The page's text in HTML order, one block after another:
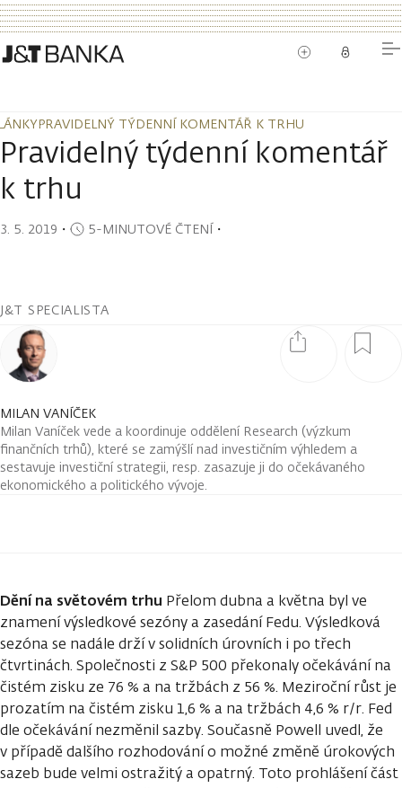
PRAVIDELNÝ TÝDENNÍ KOMENTÁŘ K TRHU
PRAVIDELNÝ TÝDENNÍ KOMENTÁŘ K TRHU
Pravidelný týdenní komentář
k trhu
3. 5. 2019 ・ 5-MINUTOVÉ ČTENÍ・
J&T SPECIALISTA
MILAN VANÍČEK
Milan Vaníček vede a koordinuje oddělení Research (výzkum
finančních trhů), které se zamýšlí nad investičním výhledem a
sestavuje investiční strategii, resp. zasazuje ji do očekávaného
ekonomického a politického vývoje.
Dění na světovém trhu Přelom dubna a května byl ve
znamení výsledkové sezóny a zasedání Fedu. Výsledková
sezóna se nadále drží v solidních úrovních i po třech
čtvrtinách. Společnosti z S&P 500 překonaly očekávání na
čistém zisku ze 76 % a na tržbách z 56 %. Meziroční růst je
prozatím na čistém zisku 1,6 % a na tržbách 4,6 % r/r. Fed
dle očekávání nezměnil sazby. Současně Powell uvedl, že
v případě dalšího rozhodování o možné změně úrokových
sazeb bude velmi ostražitý a opatrný. Toto prohlášení část